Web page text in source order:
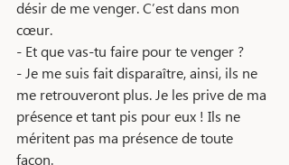
désir de me venger. C’est dans mon
cœur.
- Et que vas-tu faire pour te venger ?
- Je me suis fait disparaître, ainsi, ils ne
me retrouveront plus. Je les prive de ma
présence et tant pis pour eux ! Ils ne
méritent pas ma présence de toute